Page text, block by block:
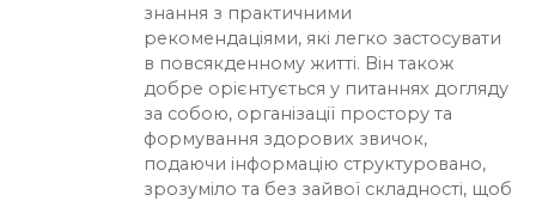
знання з практичними
рекомендаціями, які легко застосувати
в повсякденному житті. Він також
добре орієнтується у питаннях догляду
за собою, організації простору та
формування здорових звичок,
подаючи інформацію структуровано,
зрозуміло та без зайвої складності, щоб